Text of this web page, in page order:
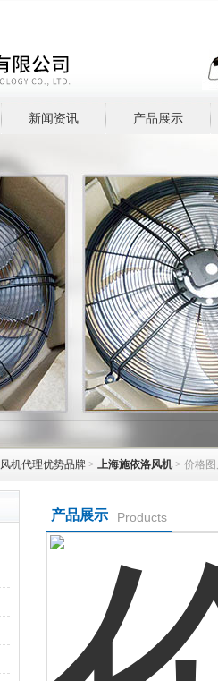
新闻资讯 产品展示
风机代理优势品牌 > 上海施依洛风机> 价格图
产品展示 Products